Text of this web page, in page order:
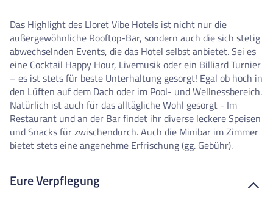
Das Highlight des Lloret Vibe Hotels ist nicht nur die
außergewöhnliche Rooftop-Bar, sondern auch die sich stetig
abwechselnden Events, die das Hotel selbst anbietet. Sei es
eine Cocktail Happy Hour, Livemusik oder ein Billiard Turnier
– es ist stets für beste Unterhaltung gesorgt! Egal ob hoch in
den Lüften auf dem Dach oder im Pool- und Wellnessbereich.
Natürlich ist auch für das alltägliche Wohl gesorgt - Im
Restaurant und an der Bar findet ihr diverse leckere Speisen
und Snacks für zwischendurch. Auch die Minibar im Zimmer
bietet stets eine angenehme Erfrischung (gg. Gebühr).
Eure Verpflegung